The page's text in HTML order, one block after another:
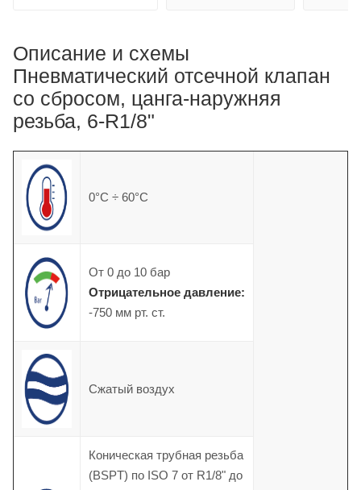
Описание и схемы
Пневматический отсечной клапан
со сбросом, цанга-наружняя
резьба, 6-R1/8"
0°C ÷ 60°C
От 0 до 10 бар
Отрицательное давление:
-750 мм рт. ст.
Сжатый воздух
Коническая трубная резьба
(BSPT) по ISO 7 от R1/8" до